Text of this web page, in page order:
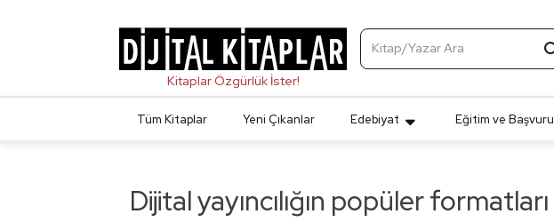
Kitap/Yazar Ara
Tüm Kitaplar Yeni Çıkanlar Edebiyat Eğitim ve Başvuru
Dijital yayıncılığın popüler formatları